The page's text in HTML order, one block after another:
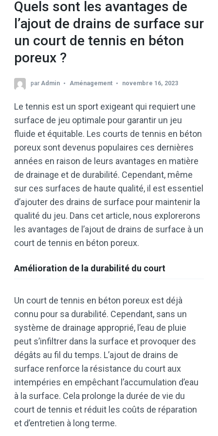
Quels sont les avantages de
l’ajout de drains de surface sur
un court de tennis en béton
poreux ?
parAdmin Aménagement novembre 16, 2023
Le tennis est un sport exigeant qui requiert une
surface de jeu optimale pour garantir un jeu
fluide et équitable. Les courts de tennis en béton
poreux sont devenus populaires ces dernières
années en raison de leurs avantages en matière
de drainage et de durabilité. Cependant, même
sur ces surfaces de haute qualité, il est essentiel
d’ajouter des drains de surface pour maintenir la
qualité du jeu. Dans cet article, nous explorerons
les avantages de l’ajout de drains de surface à un
court de tennis en béton poreux.
Amélioration de la durabilité du court
Un court de tennis en béton poreux est déjà
connu pour sa durabilité. Cependant, sans un
système de drainage approprié, l’eau de pluie
peut s’infiltrer dans la surface et provoquer des
dégâts au fil du temps. L’ajout de drains de
surface renforce la résistance du court aux
intempéries en empêchant l’accumulation d’eau
à la surface. Cela prolonge la durée de vie du
court de tennis et réduit les coûts de réparation
et d’entretien à long terme.